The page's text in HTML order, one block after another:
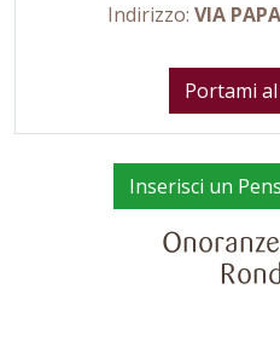
Indirizzo: VIA
Portami
Inserisci un